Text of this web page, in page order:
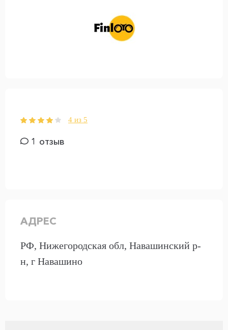
4 из 5
1 отзыв
АДРЕС
РФ, Нижегородская обл, Навашинский р-
н, г Навашино